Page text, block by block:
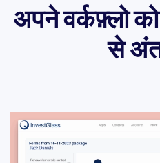
अपने वर्कफ़्लो
से